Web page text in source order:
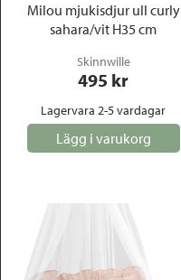
Milou mjukisdjur ull curly
sahara/vit H35 cm
Skinnwille
495 kr
Lagervara 2-5 vardagar
Lägg i varukorg